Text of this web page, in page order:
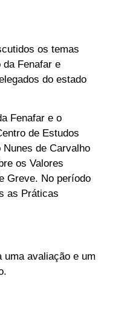
os temas
da Fenafar e
do estado
Fenafar e o
de Estudos
de Carvalho
os Valores
Greve. No período
as Práticas
avaliação e um